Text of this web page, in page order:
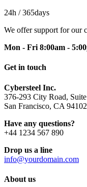
24h / 365days
We offer support for our
Mon - Fri 8:00am -
Get in touch
Cybersteel Inc.
376-293 City Road,
San Francisco, CA 94102
Have any questions?
+44 1234 567 890
Drop us a line
info@yourdomain.com
About us